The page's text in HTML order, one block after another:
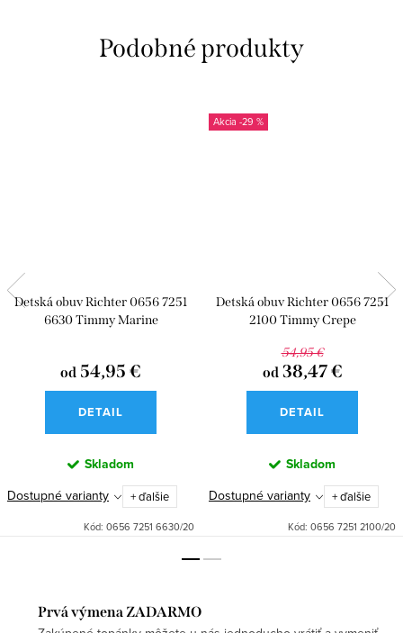
Detská obuv Richter 0656 7251
6630 Timmy Marine
od 54,95 €
DETAIL
Skladom
Dostupné varianty
+ ďalšie
Kód: 0656 7251 6630/20
-29 %
Detská obuv Richter 0656 7251
2100 Timmy Crepe
54,95 €
od38,47 €
DETAIL
Skladom
Dostupné varianty
+ ďalšie
Kód: 0656 7251 2100/20
Prvá výmena ZADARMO